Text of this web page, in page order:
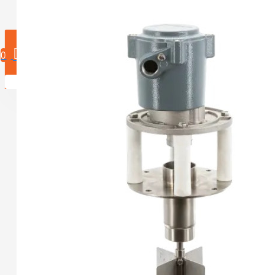
0
U heeft nog geen producten in uw winkelwagen.